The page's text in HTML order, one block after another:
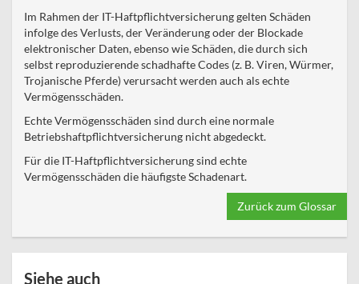
Im Rahmen der IT-Haftpflichtversicherung gelten Schäden
infolge des Verlusts, der Veränderung oder der Blockade
elektronischer Daten, ebenso wie Schäden, die durch sich
selbst reproduzierende schadhafte Codes (z. B. Viren, Würmer,
Trojanische Pferde) verursacht werden auch als echte
Vermögensschäden.
Echte Vermögensschäden sind durch eine normale
Betriebshaftpflichtversicherung nicht abgedeckt.
Für die IT-Haftpflichtversicherung sind echte
Vermögensschäden die häufigste Schadenart.
Zurück zum Glossar
Siehe auch